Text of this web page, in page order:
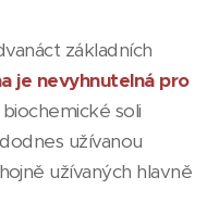
základních
je nevyhnutelná pro
soli
užívanou
užívaných hlavně